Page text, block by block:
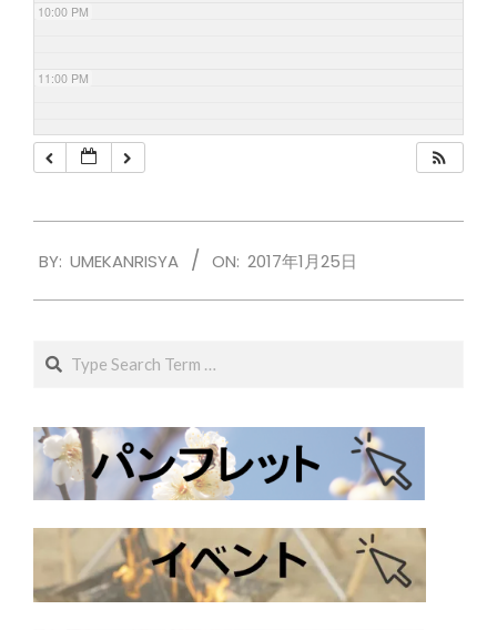
10:00 PM
11:00 PM
01-
BY: UMEKANRISYA ON: 2017年1月25日
Search